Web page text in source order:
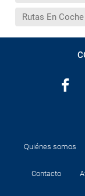
Rutas En
Quiénes somos
Contacto